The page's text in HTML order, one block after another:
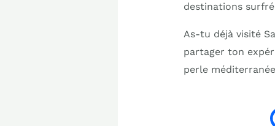
destinations
As-tu déjà visité
partager ton
perle